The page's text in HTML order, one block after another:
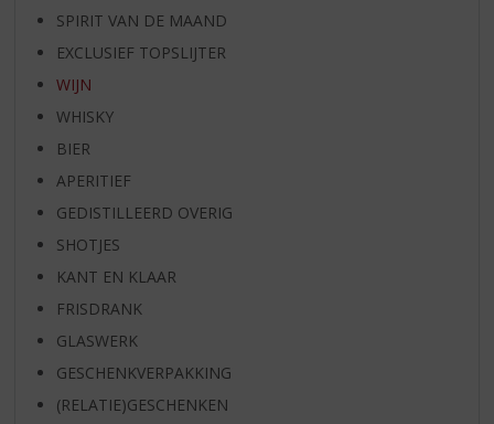
SPIRIT VAN DE MAAND
EXCLUSIEF TOPSLIJTER
WIJN
WHISKY
BIER
APERITIEF
GEDISTILLEERD OVERIG
SHOTJES
KANT EN KLAAR
FRISDRANK
GLASWERK
GESCHENKVERPAKKING
(RELATIE)GESCHENKEN